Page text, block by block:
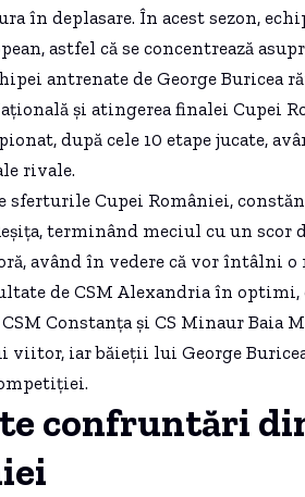
în deplasare. În acest sezon,
astfel că se concentrează
antrenate de George Buricea
și atingerea finalei Cupei
după cele 10 etape jucate,
rivale.
sferturile Cupei României,
terminând meciul cu un scor
având în vedere că vor întâlni
de CSM Alexandria în optimi,
Constanța și CS Minaur Baia
viitor, iar băieții lui George
confruntări